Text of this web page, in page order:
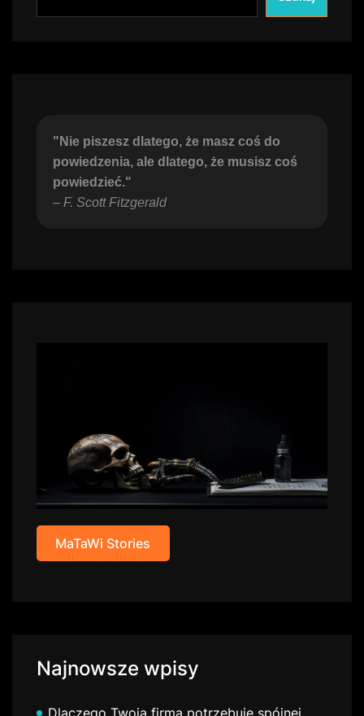
"Nie piszesz dlatego, że masz coś do
powiedzenia, ale dlatego, że musisz coś
powiedzieć."
– F. Scott Fitzgerald
MaTaWi Stories
Najnowsze wpisy
Dlaczego Twoja firma potrzebuje spójnej